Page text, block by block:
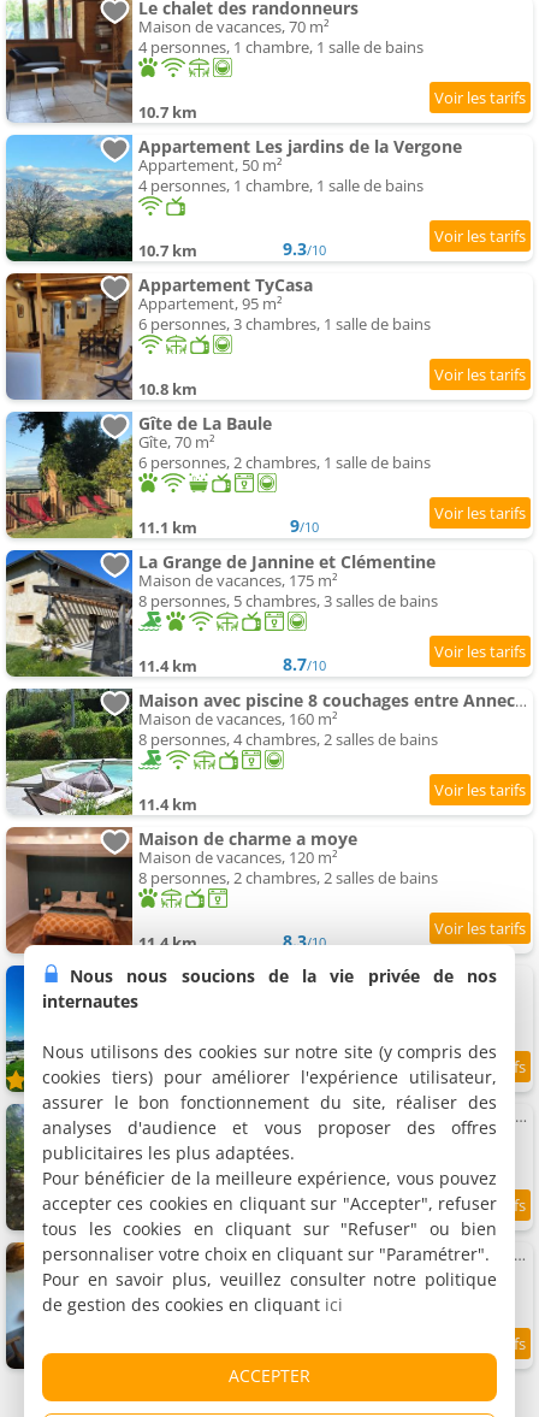
Le chalet des randonneurs
Maison de vacances, 70 m²
4 personnes, 1 chambre, 1 salle de bains
10.7 km
Appartement Les jardins de la Vergone
Appartement, 50 m²
4 personnes, 1 chambre, 1 salle de bains
10.7 km 9.3/10
Appartement TyCasa
Appartement, 95 m²
6 personnes, 3 chambres, 1 salle de bains
10.8 km
Gîte de La Baule
Gîte, 70 m²
6 personnes, 2 chambres, 1 salle de bains
11.1 km 9/10
La Grange de Jannine et Clémentine
Maison de vacances, 175 m²
8 personnes, 5 chambres, 3 salles de bains
11.4 km 8.7/10
Maison avec piscine 8 couchages entre Annecy et Aix les bains
Maison de vacances, 160 m²
8 personnes, 4 chambres, 2 salles de bains
11.4 km
Maison de charme a moye
Maison de vacances, 120 m²
8 personnes, 2 chambres, 2 salles de bains
11.4 km 8.3/10
Villa Bellevue
11.6 km 8.9/10
Charmante maison avec jardin au coeur du vignoble Savoyard
Maison de vacances, 85 m²
10 personnes, 5 chambres, 4 salles de bains
12 km
Gite, proche de Hautecombe Abbey, Lac du Bourget
Gîte, 74 m²
5 personnes, 3 chambres, 1 salle de bains
12 km 9.3/10
Nous nous soucions de la vie privée de nos
internautes
Nous utilisons des cookies sur notre site (y compris des
cookies tiers) pour améliorer l'expérience utilisateur,
assurer le bon fonctionnement du site, réaliser des
analyses d'audience et vous proposer des offres
publicitaires les plus adaptées.
Pour bénéficier de la meilleure expérience, vous pouvez
accepter ces cookies en cliquant sur "Accepter", refuser
tous les cookies en cliquant sur "Refuser" ou bien
personnaliser votre choix en cliquant sur "Paramétrer".
Pour en savoir plus, veuillez consulter notre politique
de gestion des cookies en cliquant ici
ACCEPTER